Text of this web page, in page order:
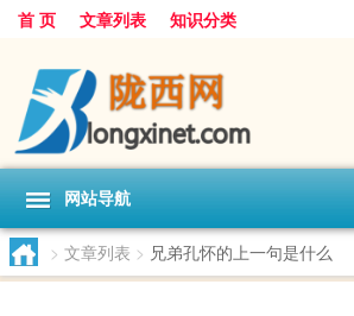
首 页 文章列表 知识分类
网站导航
> 文章列表 > 兄弟孔怀的上一句是什么